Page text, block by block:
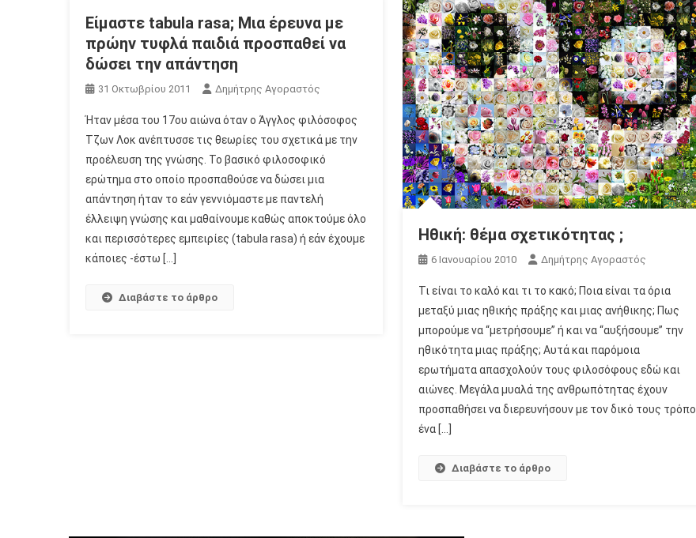
Είμαστε tabula rasa; Μια έρευνα με
πρώην τυφλά παιδιά προσπαθεί να
δώσει την απάντηση
31 Οκτωβρίου 2011 Δημήτρης Αγοραστός
Ήταν μέσα του 17ου αιώνα όταν ο Άγγλος φιλόσοφος
Τζων Λοκ ανέπτυσσε τις θεωρίες του σχετικά με την
προέλευση της γνώσης. Το βασικό φιλοσοφικό
ερώτημα στο οποίο προσπαθούσε να δώσει μια
απάντηση ήταν το εάν γεννιόμαστε με παντελή
έλλειψη γνώσης και μαθαίνουμε καθώς αποκτούμε όλο
και περισσότερες εμπειρίες (tabula rasa) ή εάν έχουμε
κάποιες -έστω […]
Διαβάστε το άρθρο
Ηθική: θέμα σχετικότητας ;
6 Ιανουαρίου 2010 Δημήτρης Αγοραστός
Τι είναι το καλό και τι το κακό; Ποια είναι τα όρια
μεταξύ μιας ηθικής πράξης και μιας ανήθικης; Πως
μπορούμε να “μετρήσουμε” ή και να “αυξήσουμε” την
ηθικότητα μιας πράξης; Αυτά και παρόμοια
ερωτήματα απασχολούν τους φιλοσόφους εδώ και
αιώνες. Μεγάλα μυαλά της ανθρωπότητας έχουν
προσπαθήσει να διερευνήσουν με τον δικό τους τρόπο
ένα […]
Διαβάστε το άρθρο